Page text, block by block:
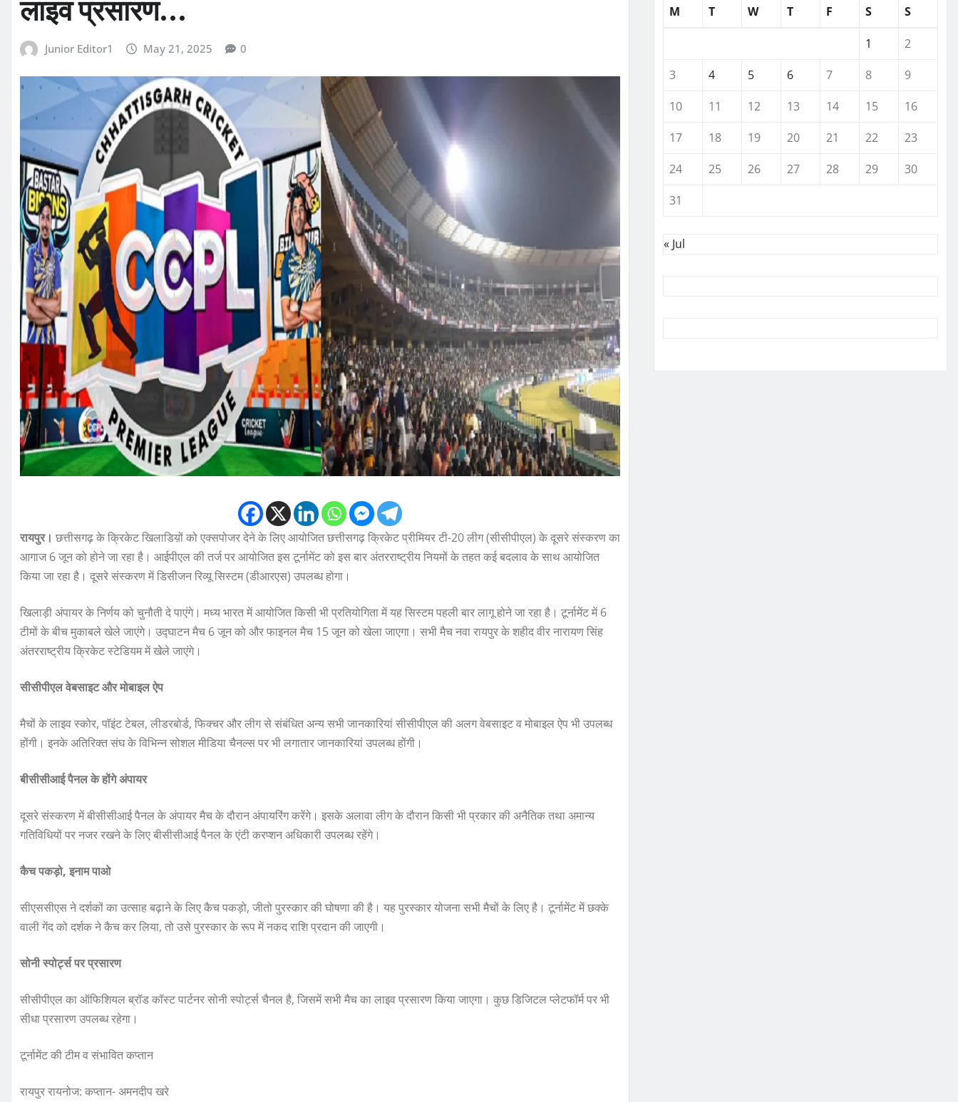
लाइव प्रसारण…
Junior Editor1 May 21, 2025 0
रायपुर। छत्तीसगढ़ के क्रिकेट खिलाडिय़ों को एक्सपोजर देने के लिए आयोजित छत्तीसगढ़ क्रिकेट प्रीमियर टी-20 लीग (सीसीपीएल) के दूसरे संस्करण का
आगाज 6 जून को होने जा रहा है। आईपीएल की तर्ज पर आयोजित इस टूर्नामेंट को इस बार अंतरराष्ट्रीय नियमों के तहत कई बदलाव के साथ आयोजित
किया जा रहा है। दूसरे संस्करण में डिसीजन रिव्यू सिस्टम (डीआरएस) उपलब्ध होगा।
खिलाड़ी अंपायर के निर्णय को चुनौती दे पाएंगे। मध्य भारत में आयोजित किसी भी प्रतियोगिता में यह सिस्टम पहली बार लागू होने जा रहा है। टूर्नामेंट में 6
टीमों के बीच मुकाबले खेले जाएंगे। उद्घाटन मैच 6 जून को और फाइनल मैच 15 जून को खेला जाएगा। सभी मैच नवा रायपुर के शहीद वीर नारायण सिंह
अंतरराष्ट्रीय क्रिकेट स्टेडियम में खेेले जाएंगे।
सीसीपीएल वेबसाइट और मोबाइल ऐप
मैचों के लाइव स्कोर, पॉइंट टेबल, लीडरबोर्ड, फिक्चर और लीग से संबंधित अन्य सभी जानकारियां सीसीपीएल की अलग वेबसाइट व मोबाइल ऐप भी उपलब्ध
होंगी। इनके अतिरिक्त संघ के विभिन्न सोशल मीडिया चैनल्स पर भी लगातार जानकारियां उपलब्ध होंगी।
बीसीसीआई पैनल के होंगे अंपायर
दूसरे संस्करण में बीसीसीआई पैनल के अंपायर मैच के दौरान अंपायरिंग करेंगे। इसके अलावा लीग के दौरान किसी भी प्रकार की अनैतिक तथा अमान्य
गतिविधियों पर नजर रखने के लिए बीसीसीआई पैनल के एंटी करप्शन अधिकारी उपलब्ध रहेंगे।
कैच पकड़ो, इनाम पाओ
सीएससीएस ने दर्शकों का उत्साह बढ़ाने के लिए कैच पकड़ो, जीतो पुरस्कार की घोषणा की है। यह पुरस्कार योजना सभी मैचों के लिए है। टूर्नामेंट में छक्के
वाली गेंद को दर्शक ने कैच कर लिया, तो उसे पुरस्कार के रूप में नकद राशि प्रदान की जाएगी।
सोनी स्पोर्ट्स पर प्रसारण
सीसीपीएल का ऑफिशियल ब्रॉड कॉस्ट पार्टनर सोनी स्पोर्ट्स चैनल है, जिसमें सभी मैच का लाइव प्रसारण किया जाएगा। कुछ डिजिटल प्लेटफॉर्म पर भी
सीधा प्रसारण उपलब्ध रहेगा।
टूर्नामेंट की टीम व संभावित कप्तान
रायपुर रायनोज: कप्तान- अमनदीप खरे
M
T W T F S S
1
2
3
4 5 6 7 8
9
10
11 12 13 14 15
16
17
18 19 20 21 22
23
24
25 26 27 28 29
30
31
« Jul